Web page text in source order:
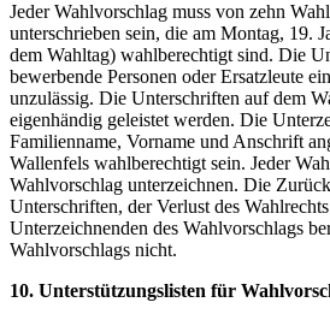
Jeder Wahlvorschlag muss von zehn
unterschrieben sein, die am Montag, 19.
dem Wahltag) wahlberechtigt sind. Die
bewerbende Personen oder Ersatzleute
unzulässig. Die Unterschriften auf dem
eigenhändig geleistet werden. Die
Familienname, Vorname und Anschrift
Wallenfels wahlberechtigt sein. Jeder
Wahlvorschlag unterzeichnen. Die
Unterschriften, der Verlust des
Unterzeichnenden des Wahlvorschlags
Wahlvorschlags nicht.
10. Unterstützungslisten für